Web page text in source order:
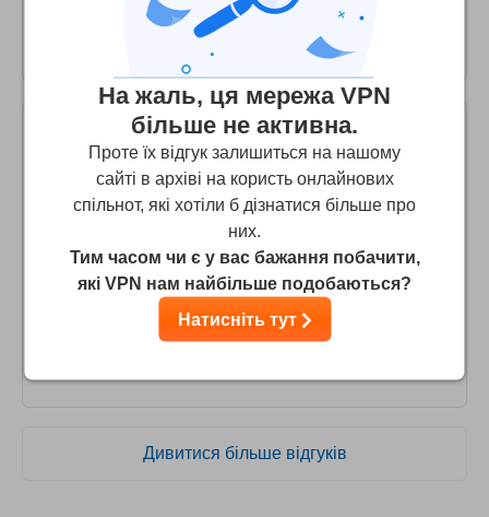
is neither here nor there.
Carter
No longer works
but it hasn't worked for months. Not resubscribing since
that is the main reason why I use this service. Hopefully
there are other vpn services that work with BBC
Дивитися більше відгуків
На жаль, ця мережа VPN
більше не активна.
Проте їх відгук залишиться на нашому
сайті в архіві на користь онлайнових
спільнот, які хотіли б дізнатися більше про
них.
Тим часом чи є у вас бажання побачити,
які VPN нам найбільше подобаються?
Натисніть тут